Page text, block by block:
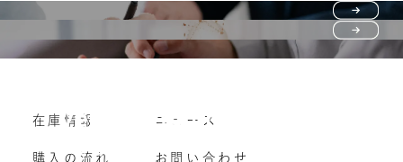
購入の流れ
よくいただくご質問
Vehicle purchase
車両買い取り
在庫情報
購入の流れ
ニュース
お問い合わせ